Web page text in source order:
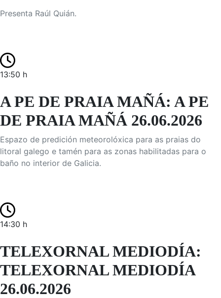
Presenta Raúl Quián.
13:50 h
A PE DE PRAIA MAÑÁ: A PE
DE PRAIA MAÑÁ 26.06.2026
Espazo de predición meteorolóxica para as praias do
litoral galego e tamén para as zonas habilitadas para o
baño no interior de Galicia.
14:30 h
TELEXORNAL MEDIODÍA:
TELEXORNAL MEDIODÍA
26.06.2026